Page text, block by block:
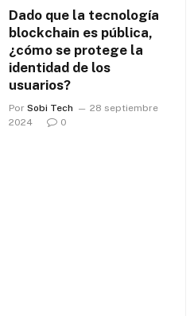
Dado que la tecnología
blockchain es pública,
¿cómo se protege la
identidad de los
usuarios?
Por Sobi Tech
28 septiembre
2024
0